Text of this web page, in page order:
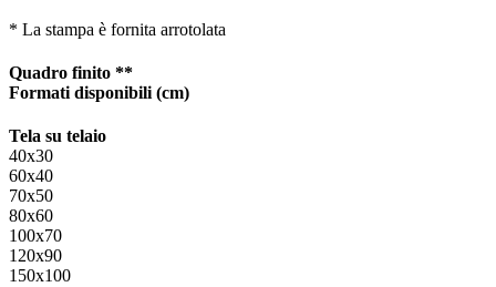
* La stampa è fornita arrotolata
Quadro finito **
Formati disponibili (cm)
Tela su telaio
40x30
60x40
70x50
80x60
100x70
120x90
150x100